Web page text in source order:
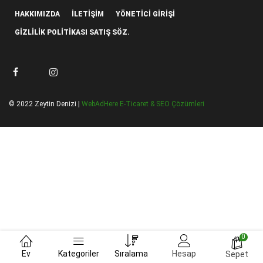
Ev Kategoriler Sıralama Hesap
0
Sepet
HAKKIMIZDA İLETIŞIM YÖNETICI GIRIŞI
GIZLILIK POLITIKASI SATIŞ SÖZ.
© 2022 Zeytin Denizi | WebAdHere E-Ticaret & SEO Çözümleri